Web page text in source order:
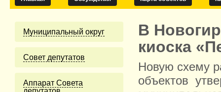
Муниципальный округ
Cовет депутатов
Аппарат Совета
В
киоска
Новую схему
объектов